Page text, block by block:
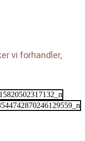
vi forhandler,